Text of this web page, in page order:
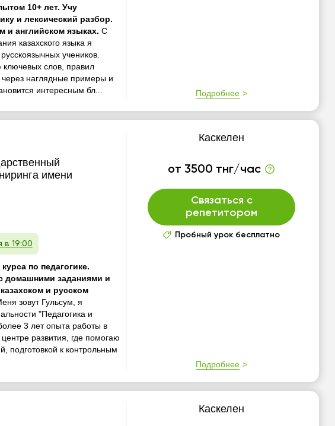
10+ лет. Учу
и лексический разбор.
и английском языках. С
казахского языка я
учеников.
слов, правил
наглядные примеры и
интересным бл...
Подробнее
имени
в 19:00
по педагогике.
домашними заданиями и
и русском
зовут Гульсум, я
"Педагогика и
3 лет опыта работы в
развития, где помогаю
подготовкой к контрольным
Каскелен
от 3500 тнг/час
Связаться с
репетитором
Пробный урок бесплатно
Подробнее
Каскелен